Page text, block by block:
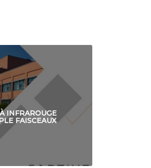
INFRAROUGE
FAISCEAUX